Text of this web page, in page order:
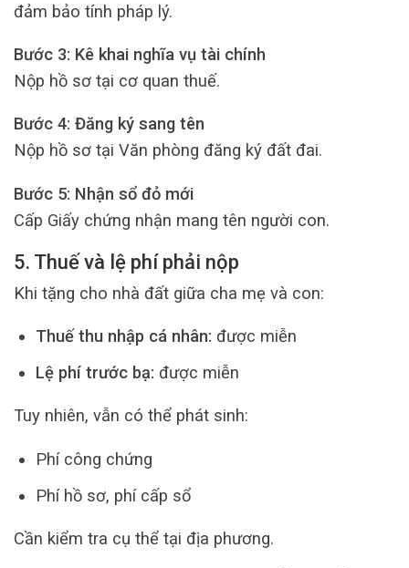
đảm bảo tính pháp lý.
Bước 3: Kê khai nghĩa vụ tài chính
Nộp hồ sơ tại cơ quan thuế.
Bước 4: Đăng ký sang tên
Nộp hồ sơ tại Văn phòng đăng ký đất đai.
Bước 5: Nhận sổ đỏ mới
Cấp Giấy chứng nhận mang tên người con.
5. Thuế và lệ phí phải nộp
Khi tặng cho nhà đất giữa cha mẹ và con:
Thuế thu nhập cá nhân: được miễn
Lệ phí trước bạ: được miễn
Tuy nhiên, vẫn có thể phát sinh:
Phí công chứng
Phí hồ sơ, phí cấp sổ
Cần kiểm tra cụ thể tại địa phương.